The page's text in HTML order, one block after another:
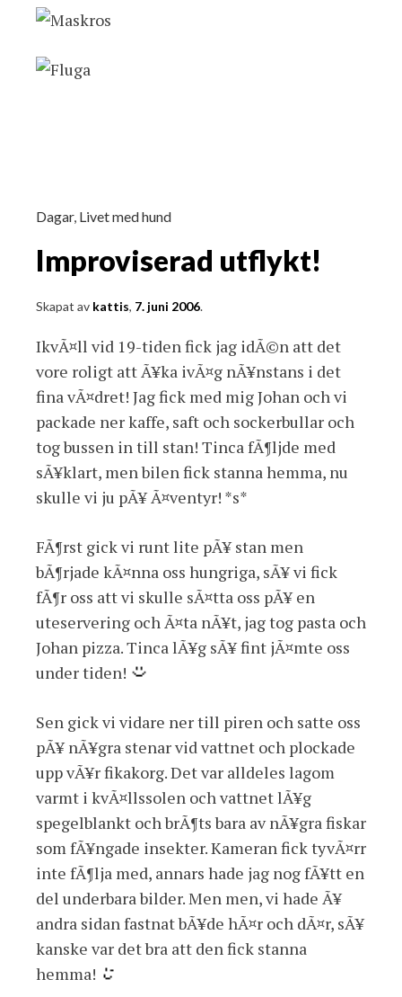
Dagar, Livet med hund
Improviserad utflykt!
Skapat av kattis, 7. juni 2006.
IkvÃ¤ll vid 19-tiden fick jag idÃ©n att det
vore roligt att Ã¥ka ivÃ¤g nÃ¥nstans i det
fina vÃ¤dret! Jag fick med mig Johan och vi
packade ner kaffe, saft och sockerbullar och
tog bussen in till stan! Tinca fÃ¶ljde med
sÃ¥klart, men bilen fick stanna hemma, nu
skulle vi ju pÃ¥ Ã¤ventyr! *s*
FÃ¶rst gick vi runt lite pÃ¥ stan men
bÃ¶rjade kÃ¤nna oss hungriga, sÃ¥ vi fick
fÃ¶r oss att vi skulle sÃ¤tta oss pÃ¥ en
uteservering och Ã¤ta nÃ¥t, jag tog pasta och
Johan pizza. Tinca lÃ¥g sÃ¥ fint jÃ¤mte oss
under tiden!
Sen gick vi vidare ner till piren och satte oss
pÃ¥ nÃ¥gra stenar vid vattnet och plockade
upp vÃ¥r fikakorg. Det var alldeles lagom
varmt i kvÃ¤llssolen och vattnet lÃ¥g
spegelblankt och brÃ¶ts bara av nÃ¥gra fiskar
som fÃ¥ngade insekter. Kameran fick tyvÃ¤rr
inte fÃ¶lja med, annars hade jag nog fÃ¥tt en
del underbara bilder. Men men, vi hade Ã¥
andra sidan fastnat bÃ¥de hÃ¤r och dÃ¤r, sÃ¥
kanske var det bra att den fick stanna
hemma!